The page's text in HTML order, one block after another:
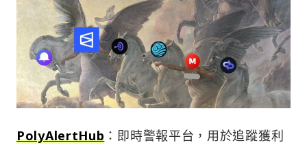
PolyAlertHub ：即時警報平台，用於追蹤獲利